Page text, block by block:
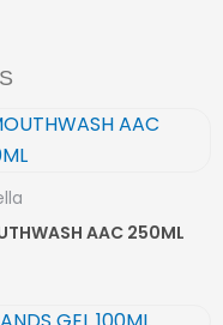
AAC 250ML